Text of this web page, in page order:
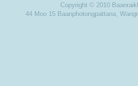
Copyright © 2010
44 Moo 15 Baanphotongpattana,